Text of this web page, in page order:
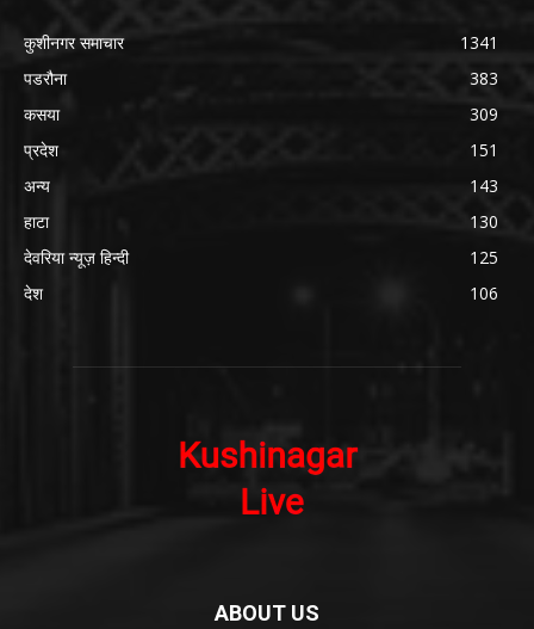
कुशीनगर समाचार
1341
पडरौना
383
कसया
309
प्रदेश
151
अन्य
143
हाटा
130
देवरिया न्यूज़ हिन्दी
125
देश
106
ABOUT US